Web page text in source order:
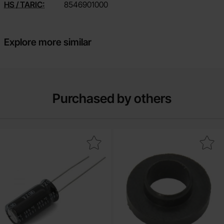
HS / TARIC: 8546901000
Explore more similar
Purchased by others
capacitor 470 uF 50V 105C ø10x20mm 2000h as favourite
Mark plastic ring TO-